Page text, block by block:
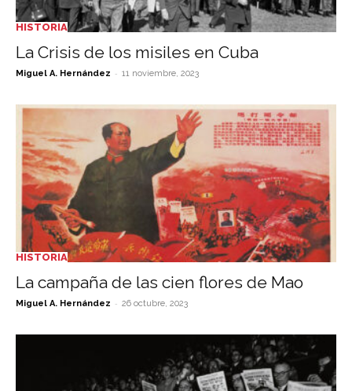
HISTORIA
La Crisis de los misiles en Cuba
Miguel A. Hernández - 11 noviembre, 2023
HISTORIA
La campaña de las cien flores de Mao
Miguel A. Hernández - 26 octubre, 2023